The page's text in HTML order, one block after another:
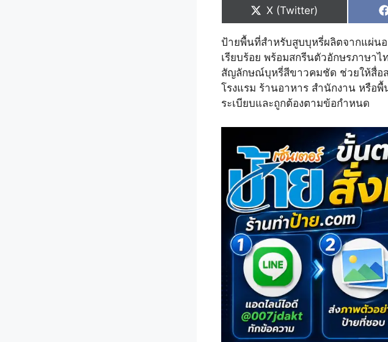
Share
X (Twitter)
ป้ายพื้นที่สำหรับสูบบุหรี่ผลิตจากแผ่น
เรียบร้อย พร้อมสกรีนตัวอักษรภาษาไ
สัญลักษณ์บุหรี่สีขาวคมชัด ช่วยให้สื่อ
โรงแรม ร้านอาหาร สำนักงาน หรือ
ระเบียบและถูกต้องตามข้อกำหนด